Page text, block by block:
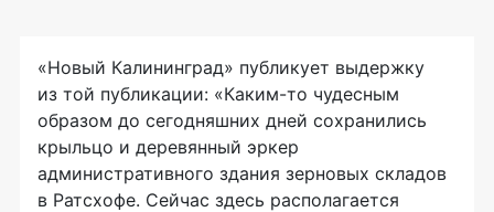
«Новый Калининград» публикует выдержку
из той публикации: «Каким-то чудесным
образом до сегодняшних дней сохранились
крыльцо и деревянный эркер
административного здания зерновых складов
в Ратсхофе. Сейчас здесь располагается